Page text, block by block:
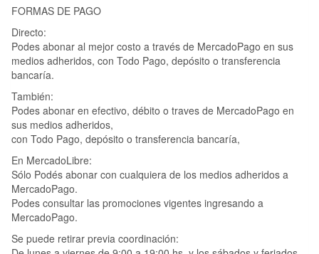
FORMAS DE PAGO
Directo:
Podes abonar al mejor costo a través de MercadoPago en sus
medios adheridos, con Todo Pago, depósito o transferencia
bancaría.
También:
Podes abonar en efectivo, débito o traves de MercadoPago en
sus medios adheridos,
con Todo Pago, depósito o transferencia bancaría,
En MercadoLibre:
Sólo Podés abonar con cualquiera de los medios adheridos a
MercadoPago.
Podes consultar las promociones vigentes ingresando a
MercadoPago.
Se puede retirar previa coordinación: